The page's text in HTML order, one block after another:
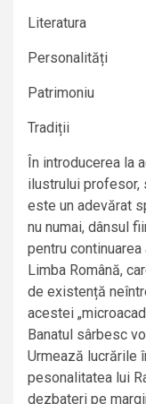
Literatura
Personalități
Patrimoniu
Tradiții
În introducerea la
ilustrului profesor,
este un adevărat
nu numai, dânsul
pentru
Limba Română,
de existență
acestei
Banatul sârbesc
Urmează lucrările
pesonalitatea lui
dezbateri pe